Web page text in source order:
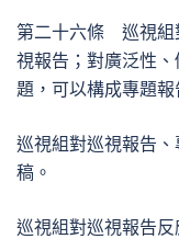
第二十六條 巡視組
視報告；對廣泛性
題，可以構成專題報
巡視組對巡視報告
稿。
巡視組對巡視報告